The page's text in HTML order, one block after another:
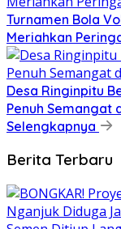
Turnamen Bola
Meriahkan
Desa Ringinpitu
Penuh Semangat
Selengkapnya
Berita Terbaru